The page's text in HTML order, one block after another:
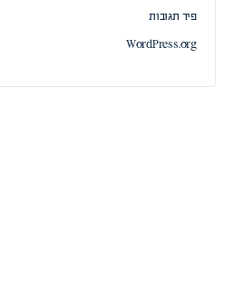
פיד תגובות
WordPress.org